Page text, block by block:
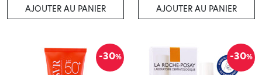
AJOUTER AU PANIER AJOUTER AU PANIER
-30% -30%